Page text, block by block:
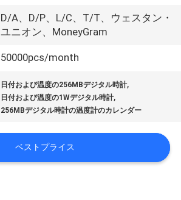
D/A、D/P、L/C、T/T、ウェスタン・
ユニオン、MoneyGram
50000pcs/month
日付および温度の256MBデジタル時計,
日付および温度の1Wデジタル時計,
256MBデジタル時計の温度計のカレンダー
ベストプライス